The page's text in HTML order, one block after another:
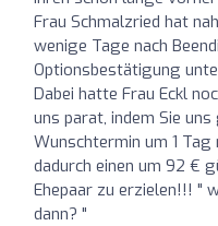
Frau Schmalzried hat
wenige Tage nach
Optionsbestätigung
Dabei hatte Frau Eckl
uns parat, indem Sie
Wunschtermin um 1
dadurch einen um 92 €
Ehepaar zu erzielen!!! "
dann? "